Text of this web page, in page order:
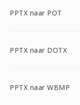
PPTX naar POT
PPTX naar DOTX
PPTX naar WBMP